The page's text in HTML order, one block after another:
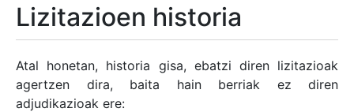
Erakutsi/Ezkutatu
Lizitazioen historia
Atal honetan, historia gisa, ebatzi diren lizitazioak
agertzen dira, baita hain berriak ez diren
adjudikazioak ere: